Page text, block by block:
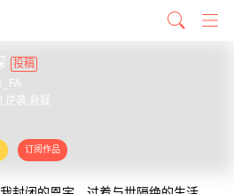
投稿
_FA
逆袭,悬疑